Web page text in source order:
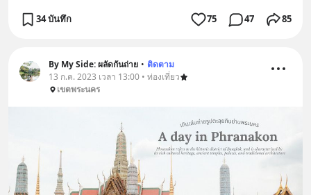
34 บันทึก 75 47 85
By My Side: ผลัดกันถ่าย • ติดตาม
13 ก.ค. 2023 เวลา 13:00 • ท่องเที่ยว
เขตพระนคร